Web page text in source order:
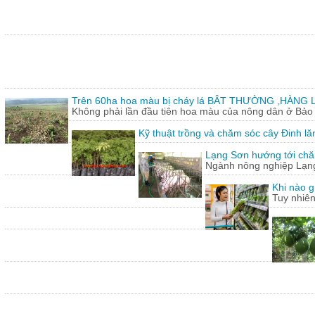
Trên 60ha hoa màu bị cháy lá BÂT THƯỜNG
Không phải lần đầu tiên hoa màu của nông dân ở
Kỹ thuật trồng và chăm sóc cây Đinh
Lạng Sơn hướng tới
Ngành nông nghiệp
Khi nào
Tuy